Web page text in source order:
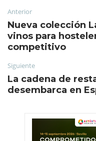
Anterior
Nueva colección
vinos para
competitivo
Siguiente
La cadena de
desembarca en